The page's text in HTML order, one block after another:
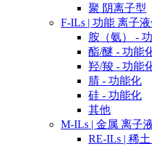
聚 阴离子型
F-ILs | 功能 离子
胺（氨） -
酯/醚 - 功能
羟/羧 - 功能
腈 - 功能化
硅 - 功能化
其他
M-ILs | 金属 离子
RE-ILs | 稀